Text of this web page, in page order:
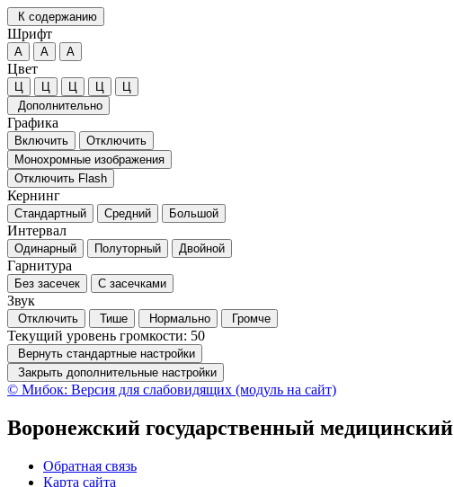
К содержанию
Шрифт
А А А
Цвет
Ц Ц Ц Ц
Ц
Дополнительно
Графика
Включить
Отключить
Монохромные изображения
Отключить Flash
Кернинг
Стандартный Средний Большой
Интервал
Одинарный Полуторный Двойной
Гарнитура
Без засечек С засечками
Звук
Отключить Тише Нормально Громче
Текущий уровень громкости: 50
Вернуть стандартные настройки
Закрыть дополнительные настройки
© Мибок: Версия для слабовидящих (модуль на сайт)
Воронежский государственный
Обратная связь
Карта сайта